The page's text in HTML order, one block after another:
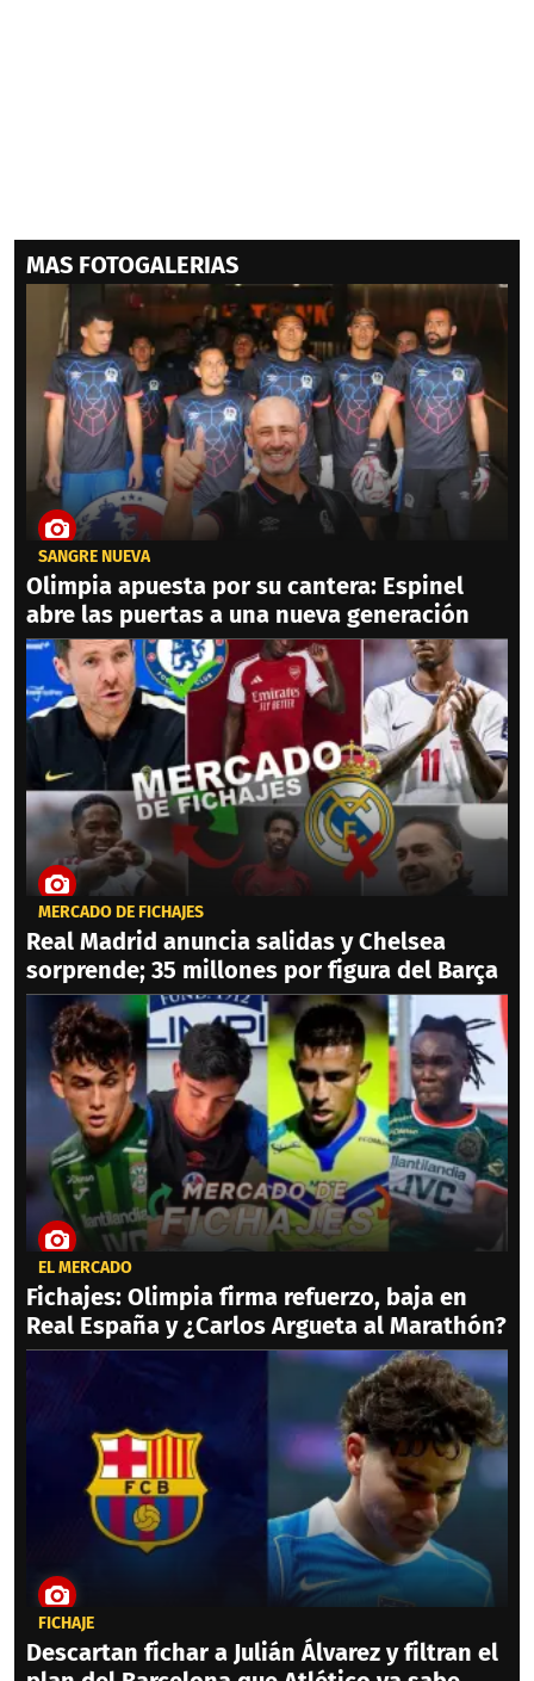
MAS FOTOGALERIAS
SANGRE NUEVA
Olimpia apuesta por su cantera: Espinel
abre las puertas a una nueva generación
MERCADO DE FICHAJES
Real Madrid anuncia salidas y Chelsea
sorprende; 35 millones por figura del Barça
EL MERCADO
Fichajes: Olimpia firma refuerzo, baja en
Real España y ¿Carlos Argueta al Marathón?
FICHAJE
Descartan fichar a Julián Álvarez y filtran el